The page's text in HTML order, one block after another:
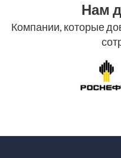
Нам
Компании, которые